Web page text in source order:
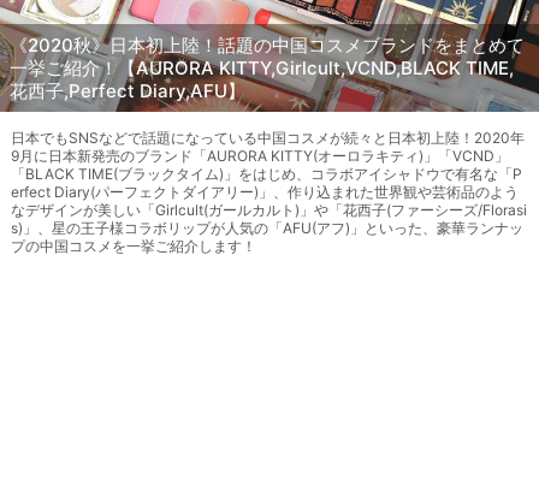
《2020秋》日本初上陸！話題の中国コスメブランドをまとめて
一挙ご紹介！【AURORA KITTY,Girlcult,VCND,BLACK TIME,
花西子,Perfect Diary,AFU】
日本でもSNSなどで話題になっている中国コスメが続々と日本初上陸！2020年
9月に日本新発売のブランド「AURORA KITTY(オーロラキティ)」「VCND」
「BLACK TIME(ブラックタイム)」をはじめ、コラボアイシャドウで有名な「P
erfect Diary(パーフェクトダイアリー)」、作り込まれた世界観や芸術品のよう
なデザインが美しい「Girlcult(ガールカルト)」や「花西子(ファーシーズ/Florasi
s)」、星の王子様コラボリップが人気の「AFU(アフ)」といった、豪華ランナッ
プの中国コスメを一挙ご紹介します！